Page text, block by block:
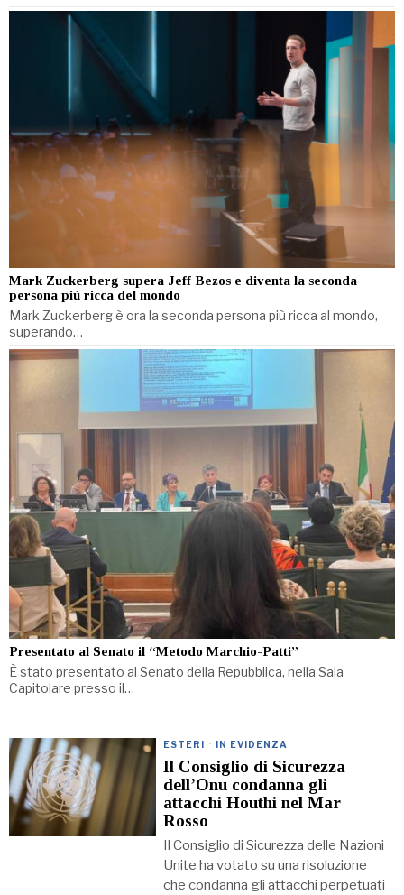
Mark Zuckerberg supera Jeff Bezos e diventa la seconda
persona più ricca del mondo
Mark Zuckerberg è ora la seconda persona più ricca al mondo,
superando…
Presentato al Senato il “Metodo Marchio-Patti”
È stato presentato al Senato della Repubblica, nella Sala
Capitolare presso il…
ESTERI · IN EVIDENZA
Il Consiglio di Sicurezza
dell’Onu condanna gli
attacchi Houthi nel Mar
Rosso
Il Consiglio di Sicurezza delle Nazioni
Unite ha votato su una risoluzione
che condanna gli attacchi perpetuati